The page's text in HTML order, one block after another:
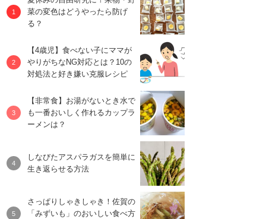
菜の変色はどうやったら防げ
る？
【4歳児】食べない子にママが
やりがちなNG対応とは？10の
対処法と好き嫌い克服レシピ
【非常食】お湯がないとき水で
も一番おいしく作れるカップラ
ーメンは？
しなびたアスパラガスを簡単に
生き返らせる方法
さっぱりしゃきしゃき！佐賀の
「みずいも」のおいしい食べ方